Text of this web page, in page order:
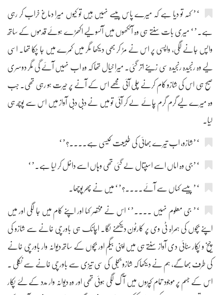
‘’ کہہ تو دیا ہے کہ میرے پاس پیسے نہیں ہیں تو کیوں میرا دماغ خراب کر رہی
ہے۔’‘ میری بات سنتے ہی وہ آنکھوں میں آنسو لیے اکھڑے ہوئے قدموں کے ساتھ
واپس جانے لگی، واپسی پر اس نے مڑ کر بھی دیکھا مگر میں کمرے میں جا چکا تھا۔ اسی
لیے وہ رنجیدہ رنجیدہ سی زینے اتر گئی۔ میرا خیال تھا کہ وہ اب نہیں آئے گی مگر دوسری
صبح ہی اس کی شازو کام کرنے چلی آئی مجھے اس کے آنے پر حیرت ہو رہی تھی۔ جب
وہ میرے لیے گرم گرم چائے لے کر آئی تو میں نے دبی دبی آواز میں اس سے پوچھ ہی
لیا۔
‘’شازو، اب تیرے بھائی کی طبیعت کیسی ہے....؟’‘
‘’جی وہ اماں اسے اسپتال لے گئی تھی وہاں اسے داخل کر لیا ہے۔’‘
‘’ پیسے کہاں سے آئے....؟’‘ میں نے پھر پوچھا۔
‘’ جی معلوم نہیں ....’‘ اس نے مختصر کہا اور اپنے کام میں جا لگی اور میں
اپنے بچوں کی ہمراہ ٹی وی پر کارٹون دیکھنے لگا۔ اچانک ہی باورچی خانے سے شازو کی
چیخ و پکار سنائی دی آواز سنتے ہی میں اپنی بیگم اور بچوں کے ساتھ دیوانہ وار باورچی خانے
کی طرف بھاگے، ہم نے دیکھا کہ شازو بجلی کی سی تیزی سے باورچی خانے سے نکلی ۔
اس کے جسم پر موجود تمام کپڑوں میں آگ لگی ہوئی تھی اور وہ دیوانہ وار مدد کے لئے پکار